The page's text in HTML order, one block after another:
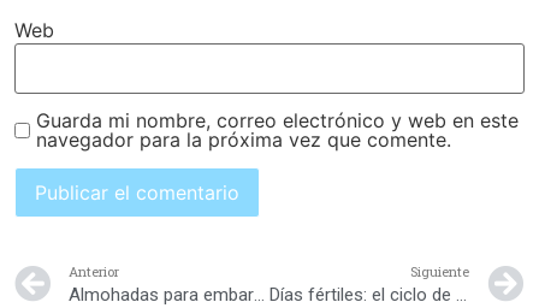
Web
Guarda mi nombre, correo electrónico y web en este
navegador para la próxima vez que comente.
Anterior
Almohadas para embarazadas
Siguiente
Días fértiles: el ciclo de ovulación